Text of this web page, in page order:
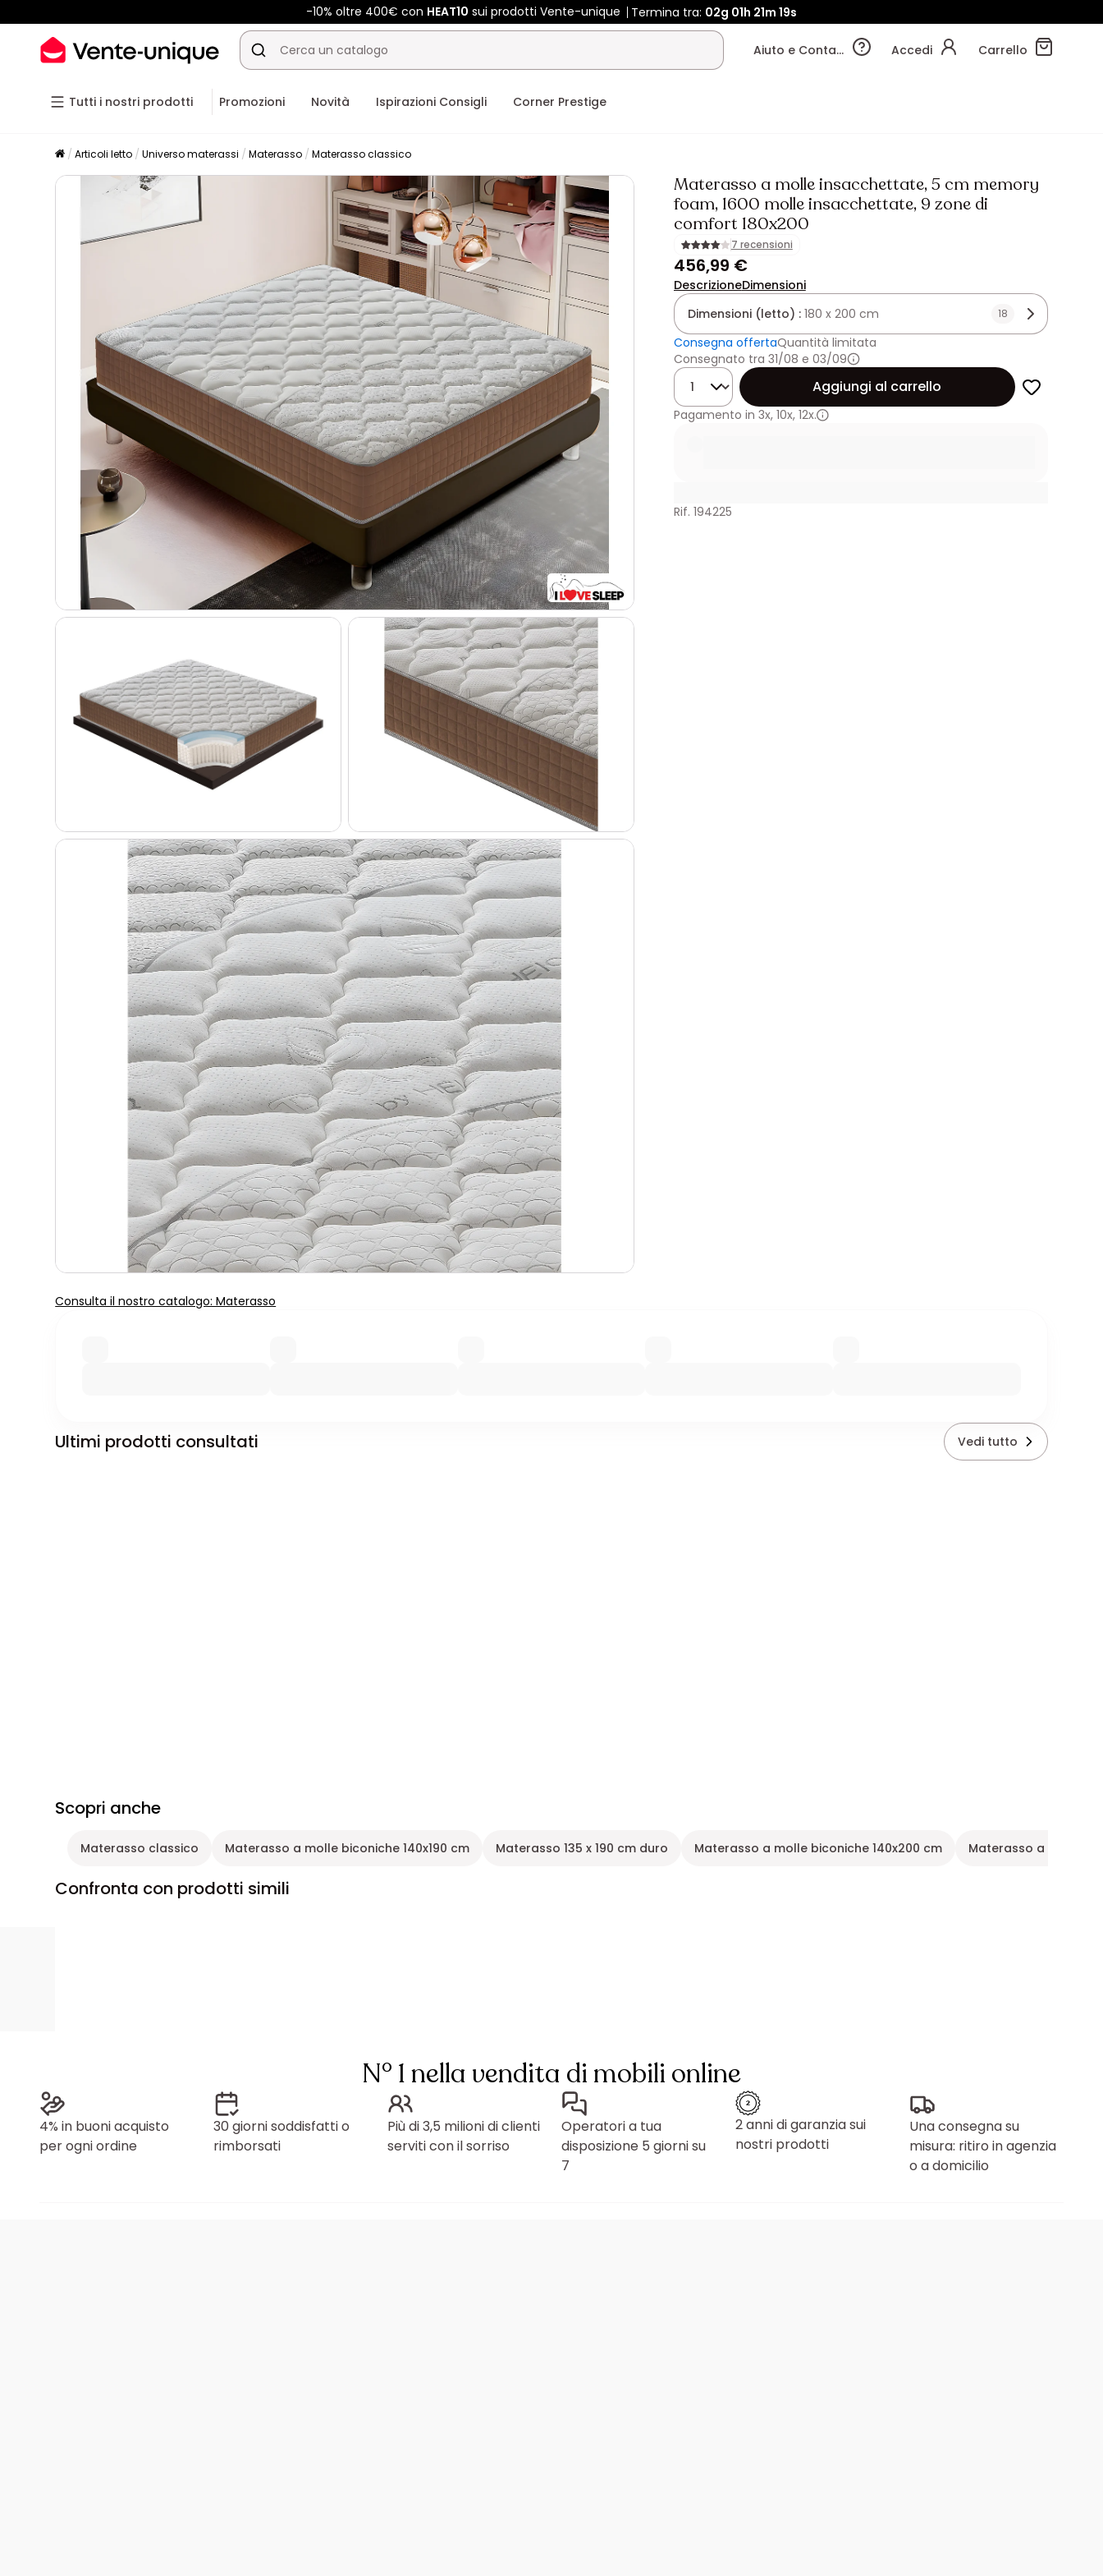
-10% oltre 400€ con HEAT10 sui prodotti Vente-unique Termina tra: 02g 01h 21m 17s
Aiuto e Contatti Accedi Carrello
Tutti i nostri prodotti Promozioni Novità Ispirazioni Consigli Corner Prestige
Articoli letto Universo materassi Materasso Materasso classico
Materasso a molle insacchettate, 5 cm memory
foam, 1600 molle insacchettate, 9 zone di
comfort 180x200
7 recensioni
456,99 €
DescrizioneDimensioni
Dimensioni (letto) : 180 x 200 cm 18
Consegna offertaQuantità limitata
Consegnato tra 31/08 e 03/09
Quantità
Aggiungi al carrello
Pagamento in 3x, 10x, 12x.
Rif. 194225
Consulta il nostro catalogo: Materasso
Ultimi prodotti consultati Vedi tutto
Scopri anche
Materasso classico Materasso a molle biconiche 140x190 cm Materasso 135 x 190 cm duro Materasso a molle biconiche 140x200 cm Materasso a molle
Confronta con prodotti simili
N° 1 nella vendita di mobili online
4% in buoni acquisto
per ogni ordine
30 giorni soddisfatti o
rimborsati
Più di 3,5 milioni di clienti
serviti con il sorriso
Operatori a tua
disposizione 5 giorni su
7
2 anni di garanzia sui
nostri prodotti
Una consegna su
misura: ritiro in agenzia
o a domicilio